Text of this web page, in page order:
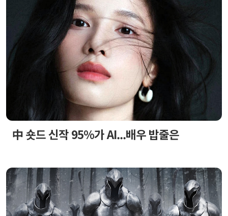
中 숏드 신작 95%가 AI...배우 밥줄은